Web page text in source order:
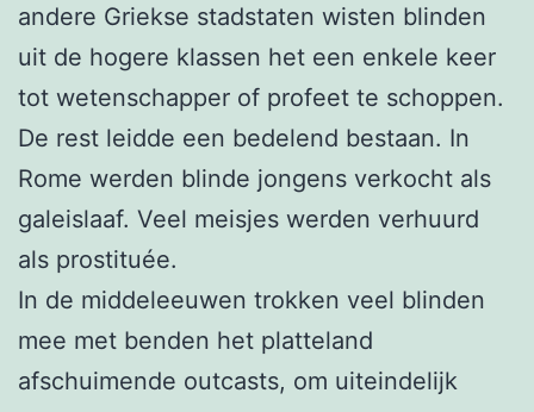
andere Griekse stadstaten wisten blinden
uit de hogere klassen het een enkele keer
tot wetenschapper of profeet te schoppen.
De rest leidde een bedelend bestaan. In
Rome werden blinde jongens verkocht als
galeislaaf. Veel meisjes werden verhuurd
als prostituée.
In de middeleeuwen trokken veel blinden
mee met benden het platteland
afschuimende outcasts, om uiteindelijk